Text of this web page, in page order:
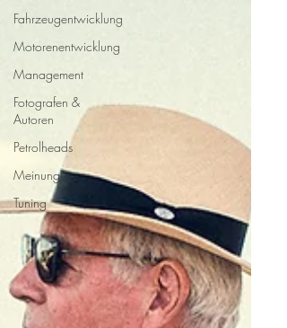
Fahrzeugentwicklung
Motorenentwicklung
Management
Fotografen &
Autoren
Petrolheads
Meinung
Tuning